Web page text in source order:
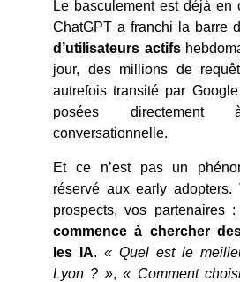
Le basculement est déjà en
ChatGPT a franchi la barre
d’utilisateurs actifs
jour, des millions de
autrefois transité par
posées
conversationnelle.
Et ce n’est pas un
réservé aux early adopters.
prospects, vos partenaires :
commence à chercher
les IA. « Quel est le
Lyon ? »,« Comment